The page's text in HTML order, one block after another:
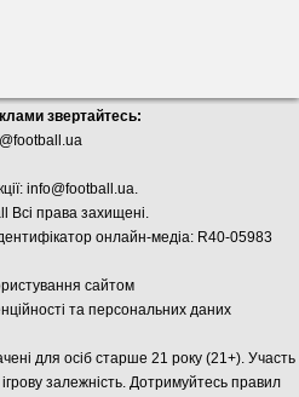
звертайтесь:
info@football.ua.
Всі права захищені.
онлайн-медіа: R40-05983
сайтом
та персональних даних
для осіб старше 21 року (21+). Участь
залежність. Дотримуйтесь правил